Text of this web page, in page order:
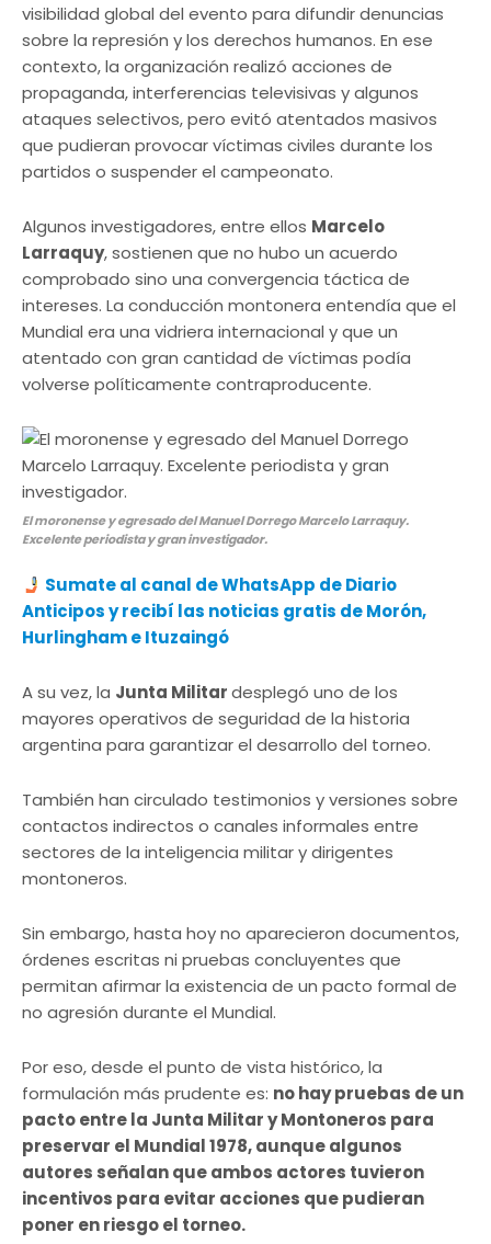
visibilidad global del evento para difundir denuncias
sobre la represión y los derechos humanos. En ese
contexto, la organización realizó acciones de
propaganda, interferencias televisivas y algunos
ataques selectivos, pero evitó atentados masivos
que pudieran provocar víctimas civiles durante los
partidos o suspender el campeonato.
Algunos investigadores, entre ellos Marcelo
Larraquy, sostienen que no hubo un acuerdo
comprobado sino una convergencia táctica de
intereses. La conducción montonera entendía que el
Mundial era una vidriera internacional y que un
atentado con gran cantidad de víctimas podía
volverse políticamente contraproducente.
El moronense y egresado del Manuel Dorrego Marcelo Larraquy.
Excelente periodista y gran investigador.
Sumate al canal de WhatsApp de Diario
Anticipos y recibí las noticias gratis de Morón,
Hurlingham e Ituzaingó
A su vez, la Junta Militardesplegó uno de los
mayores operativos de seguridad de la historia
argentina para garantizar el desarrollo del torneo.
También han circulado testimonios y versiones sobre
contactos indirectos o canales informales entre
sectores de la inteligencia militar y dirigentes
montoneros.
Sin embargo, hasta hoy no aparecieron documentos,
órdenes escritas ni pruebas concluyentes que
permitan afirmar la existencia de un pacto formal de
no agresión durante el Mundial.
Por eso, desde el punto de vista histórico, la
formulación más prudente es: no hay pruebas de un
pacto entre la Junta Militar y Montoneros para
preservar el Mundial 1978, aunque algunos
autores señalan que ambos actores tuvieron
incentivos para evitar acciones que pudieran
poner en riesgo el torneo.